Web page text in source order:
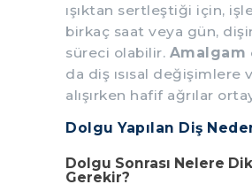
ışıktan sertleştiği için,
birkaç saat veya gün,
süreci olabilir. Amalgam
da diş ısısal değişimlere
alışırken hafif ağrılar
Dolgu Yapılan Diş
Dolgu Sonrası Nelere
Gerekir?